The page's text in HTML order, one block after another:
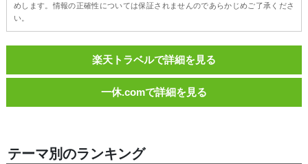
めします。情報の正確性については保証されませんのであらかじめご了承くださ
い。
楽天トラベルで詳細を見る
一休.comで詳細を見る
テーマ別のランキング